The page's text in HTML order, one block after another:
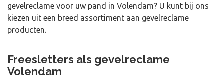
gevelreclame voor uw pand in Volendam? U kunt bij ons
kiezen uit een breed assortiment aan gevelreclame
producten.
Freesletters als gevelreclame
Volendam